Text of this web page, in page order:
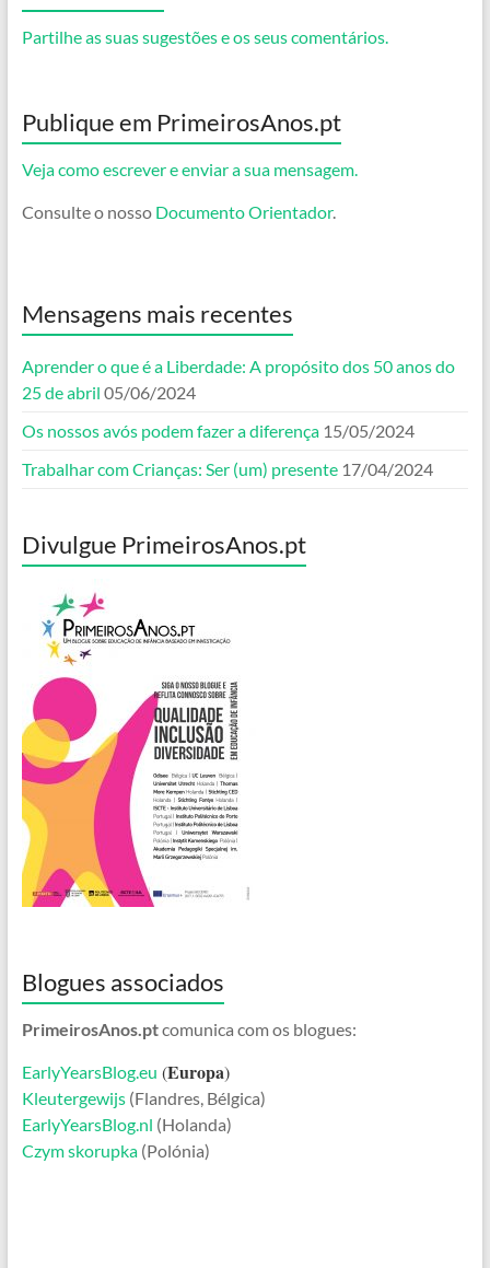
Partilhe as suas sugestões e os seus comentários.
Publique em PrimeirosAnos.pt
Veja como escrever e enviar a sua mensagem.
Consulte o nosso Documento Orientador.
Mensagens mais recentes
Aprender o que é a Liberdade: A propósito dos 50 anos do
25 de abril 05/06/2024
Os nossos avós podem fazer a diferença 15/05/2024
Trabalhar com Crianças: Ser (um) presente 17/04/2024
Divulgue PrimeirosAnos.pt
Blogues associados
PrimeirosAnos.ptcomunica com os blogues:
EarlyYearsBlog.eu (Europa)
Kleutergewijs(Flandres, Bélgica)
EarlyYearsBlog.nl (Holanda)
Czym skorupka(Polónia)